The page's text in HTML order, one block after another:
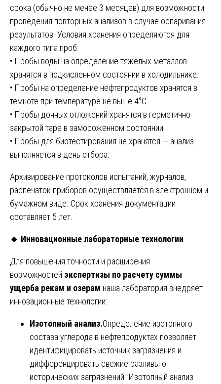
срока (обычно не менее 3 месяцев) для возможности
проведения повторных анализов в случае оспаривания
результатов. Условия хранения определяются для
каждого типа проб:
• Пробы воды на определение тяжелых металлов
хранятся в подкисленном состоянии в холодильнике.
• Пробы на определение нефтепродуктов хранятся в
темноте при температуре не выше 4°С.
• Пробы донных отложений хранятся в герметично
закрытой таре в замороженном состоянии.
• Пробы для биотестирования не хранятся — анализ
выполняется в день отбора.
Архивирование протоколов испытаний, журналов,
распечаток приборов осуществляется в электронном и
бумажном виде. Срок хранения документации
составляет 5 лет.
🔹 Инновационные лабораторные технологии
Для повышения точности и расширения
возможностей экспертизы по расчету суммы
ущерба рекам и озерам наша лаборатория внедряет
инновационные технологии:
Изотопный анализ.Определение изотопного
состава углерода в нефтепродуктах позволяет
идентифицировать источник загрязнения и
дифференцировать свежие разливы от
исторических загрязнений. Изотопный анализ